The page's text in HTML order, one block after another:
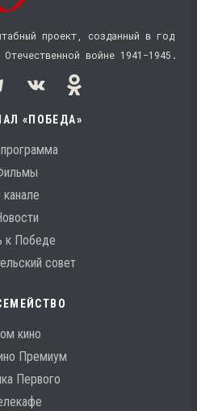
проект, созданный в год
войне 1941−1945.
«ПОБЕДА»
канале
к Победе
совет
кино
Премиум
Первого